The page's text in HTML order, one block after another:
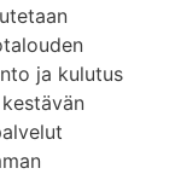
ja kulutus